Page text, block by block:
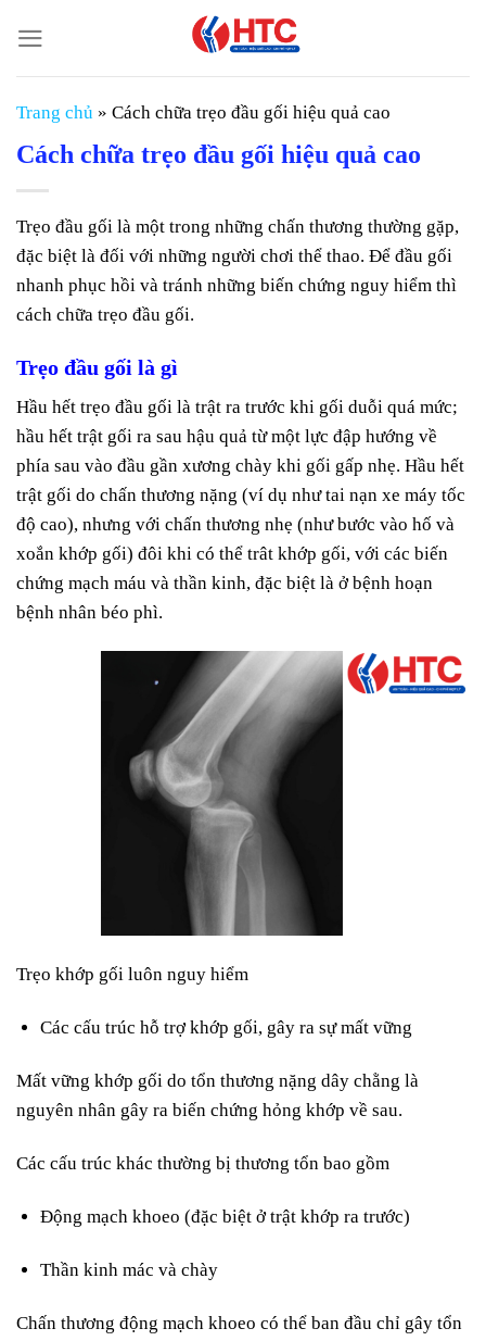
đến
nội
dung
Trang chủ » Cách chữa trẹo đầu gối hiệu quả cao
Cách chữa trẹo đầu gối hiệu quả cao
Trẹo đầu gối là một trong những chấn thương thường gặp,
đặc biệt là đối với những người chơi thể thao. Để đầu gối
nhanh phục hồi và tránh những biến chứng nguy hiểm thì
cách chữa trẹo đầu gối.
Trẹo đầu gối là gì
Hầu hết trẹo đầu gối là trật ra trước khi gối duỗi quá mức;
hầu hết trật gối ra sau hậu quả từ một lực đập hướng về
phía sau vào đầu gần xương chày khi gối gấp nhẹ. Hầu hết
trật gối do chấn thương nặng (ví dụ như tai nạn xe máy tốc
độ cao), nhưng với chấn thương nhẹ (như bước vào hố và
xoắn khớp gối) đôi khi có thể trât khớp gối, với các biến
chứng mạch máu và thần kinh, đặc biệt là ở bệnh hoạn
bệnh nhân béo phì.
Trẹo khớp gối luôn nguy hiểm
Các cấu trúc hỗ trợ khớp gối, gây ra sự mất vững
Mất vững khớp gối do tổn thương nặng dây chằng là
nguyên nhân gây ra biến chứng hỏng khớp về sau.
Các cấu trúc khác thường bị thương tổn bao gồm
Động mạch khoeo (đặc biệt ở trật khớp ra trước)
Thần kinh mác và chày
Chấn thương động mạch khoeo có thể ban đầu chỉ gây tổn